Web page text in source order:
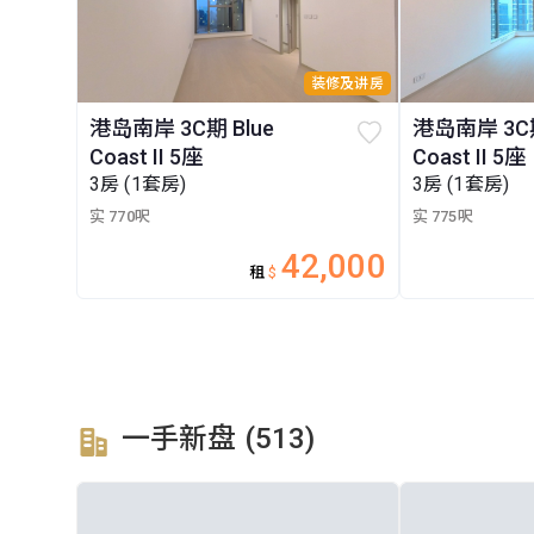
装修及讲房
港岛南岸 3C期 Blue
Coast II 5座
3房 (1套房)
实 770呎
租 $ 42,000
港岛南岸
Coast II 5座
3房 (1套房)
实 775呎
一手新盘 (513)